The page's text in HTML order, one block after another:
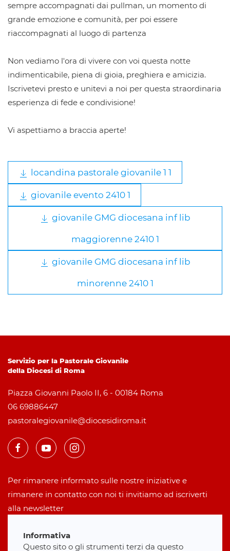
sempre accompagnati dai pullman, un momento di
grande emozione e comunità, per poi essere
riaccompagnati al luogo di partenza
Non vediamo l'ora di vivere con voi questa notte
indimenticabile, piena di gioia, preghiera e amicizia.
Iscrivetevi presto e unitevi a noi per questa straordinaria
esperienza di fede e condivisione!
Vi aspettiamo a braccia aperte!
locandina pastorale giovanile 1 1
giovanile evento 2410 1
giovanile GMG diocesana inf lib
maggiorenne 2410 1
giovanile GMG diocesana inf lib
minorenne 2410 1
Servizio per la Pastorale Giovanile
della Diocesi di Roma
Piazza Giovanni Paolo II, 6 - 00184 Roma
06 69886447
pastoralegiovanile@diocesidiroma.it
Per rimanere informato sulle nostre iniziative e
rimanere in contatto con noi ti invitiamo ad iscriverti
alla newsletter
Iscriviti alla newsletter
Informativa
Questo sito o gli strumenti terzi da questo